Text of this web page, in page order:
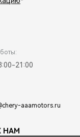
21:00
aaamotors.ru
НАМ